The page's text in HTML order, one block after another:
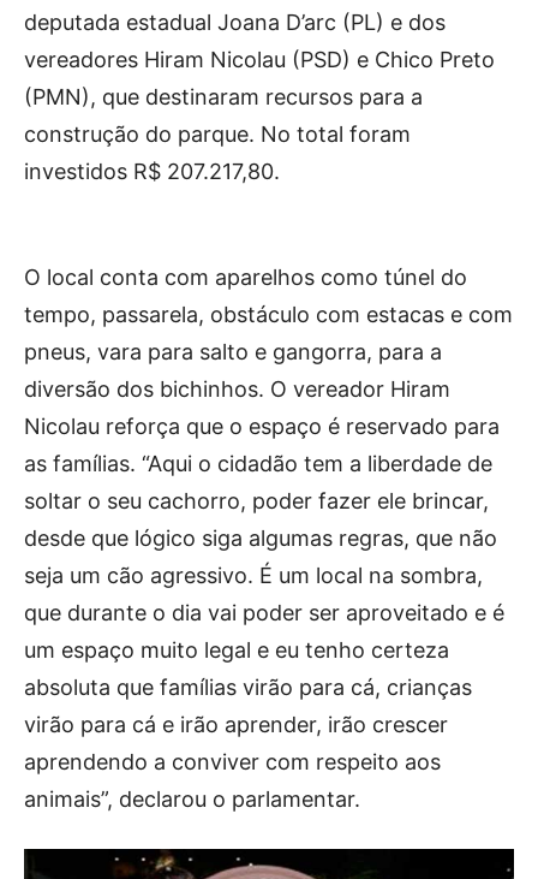
deputada estadual Joana D’arc (PL) e dos
vereadores Hiram Nicolau (PSD) e Chico Preto
(PMN), que destinaram recursos para a
construção do parque. No total foram
investidos R$ 207.217,80.
O local conta com aparelhos como túnel do
tempo, passarela, obstáculo com estacas e com
pneus, vara para salto e gangorra, para a
diversão dos bichinhos. O vereador Hiram
Nicolau reforça que o espaço é reservado para
as famílias. “Aqui o cidadão tem a liberdade de
soltar o seu cachorro, poder fazer ele brincar,
desde que lógico siga algumas regras, que não
seja um cão agressivo. É um local na sombra,
que durante o dia vai poder ser aproveitado e é
um espaço muito legal e eu tenho certeza
absoluta que famílias virão para cá, crianças
virão para cá e irão aprender, irão crescer
aprendendo a conviver com respeito aos
animais”, declarou o parlamentar.